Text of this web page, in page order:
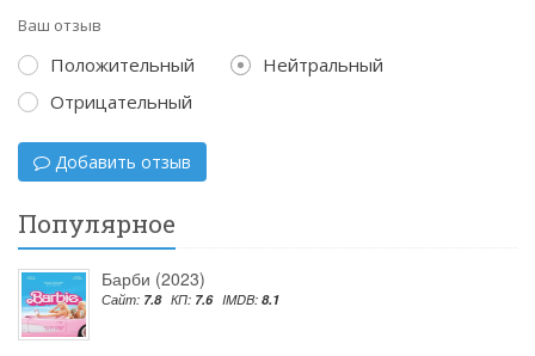
Ваш отзыв
Положительный
Нейтральный
Отрицательный
Добавить отзыв
Популярное
Барби (2023)
Сайт: 7.8 КП: 7.6 IMDB: 8.1